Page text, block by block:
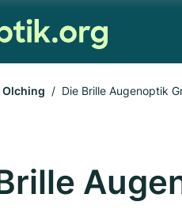
Olching Die Brille Augenoptik